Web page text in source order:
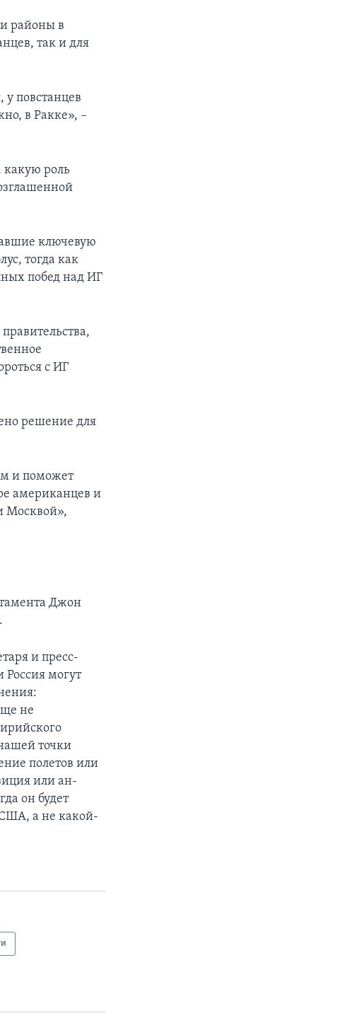
районы в
так и для
повстанцев
в Ракке», –
какую роль
ключевую
тогда как
побед над ИГ
с ИГ
решение для
и поможет
американцев и
Москвой»,
Джон
и пресс-
Россия могут
не
точки
полетов или
или ан-
он будет
а не какой-